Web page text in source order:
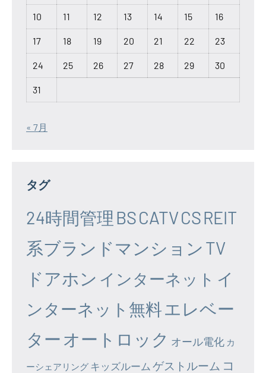
10 11 12 13 14 15 16
17 18 19 20 21 22 23
24 25 26 27 28 29 30
31
« 7月
タグ
24時間管理 BSCATVCSREIT
系ブランドマンション TV
ドアホン インターネット イ
ンターネット無料エレベー
ター オートロック オール電化 カ
ーシェアリング キッズルーム ゲストルーム コ